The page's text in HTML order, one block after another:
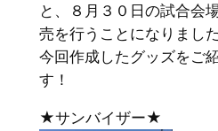
と、８月３０日の試合会
売を行うことになりました
今回作成したグッズをご
す！
★サンバイザー★